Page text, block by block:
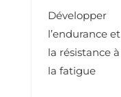
Développer
l’endurance et
la résistance à
la fatigue